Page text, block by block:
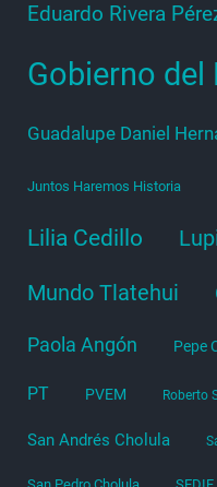
Eduardo Rivera
Gobierno del
Guadalupe Daniel
Juntos Haremos Historia
Lilia Cedillo
Mundo Tlatehui
Paola Angón Pepe
PT PVEM Roberto
San Andrés Cholula